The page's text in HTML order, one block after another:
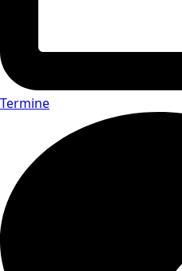
Termine